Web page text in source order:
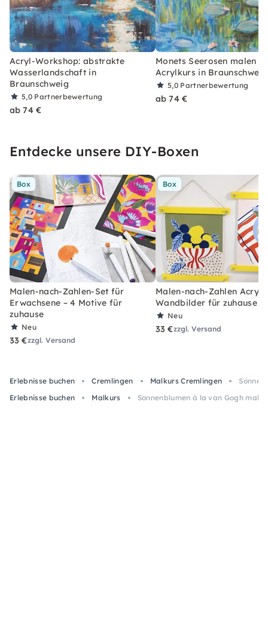
Acryl-Workshop: abstrakte
Wasserlandschaft in
Braunschweig
5,0 Partnerbewertung
ab 74 €
Monets Seerosen malen –
Acrylkurs in Braunschweig
5,0 Partnerbewertung
ab 74 €
Entdecke unsere DIY-Boxen
Box
Malen-nach-Zahlen-Set für
Erwachsene – 4 Motive für
zuhause
Neu
33 €zzgl. Versand
Box
Malen-nach-Zahlen Acryl-
Wandbilder für zuhause
Neu
33 €zzgl. Versand
Erlebnisse buchen Cremlingen Malkurs Cremlingen
Erlebnisse buchen
Malkurs Sonnenblumen à la van Gogh